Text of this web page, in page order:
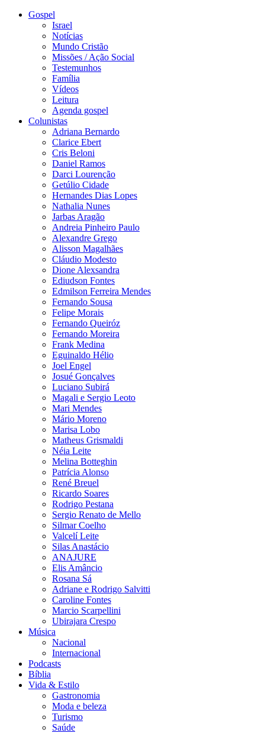
Gospel
Israel
Notícias
Mundo Cristão
Missões / Ação Social
Testemunhos
Família
Vídeos
Leitura
Agenda gospel
Colunistas
Adriana Bernardo
Clarice Ebert
Cris Beloni
Daniel Ramos
Darci Lourenção
Getúlio Cidade
Hernandes Dias Lopes
Nathalia Nunes
Jarbas Aragão
Andreia Pinheiro Paulo
Alexandre Grego
Alisson Magalhães
Cláudio Modesto
Dione Alexsandra
Ediudson Fontes
Edmilson Ferreira Mendes
Fernando Sousa
Felipe Morais
Fernando Queiróz
Fernando Moreira
Frank Medina
Eguinaldo Hélio
Joel Engel
Josué Gonçalves
Luciano Subirá
Magali e Sergio Leoto
Mari Mendes
Mário Moreno
Marisa Lobo
Matheus Grismaldi
Néia Leite
Melina Botteghin
Patrícia Alonso
René Breuel
Ricardo Soares
Rodrigo Pestana
Sergio Renato de Mello
Silmar Coelho
Valcelí Leite
Silas Anastácio
ANAJURE
Elis Amâncio
Rosana Sá
Adriane e Rodrigo Salvitti
Caroline Fontes
Marcio Scarpellini
Ubirajara Crespo
Música
Nacional
Internacional
Podcasts
Bíblia
Vida & Estilo
Gastronomia
Moda e beleza
Turismo
Saúde